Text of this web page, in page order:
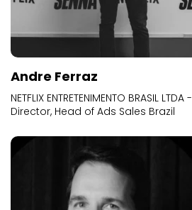
Andre Ferraz
NETFLIX ENTRETENIMENTO BRASIL LTDA -
Director, Head of Ads Sales Brazil